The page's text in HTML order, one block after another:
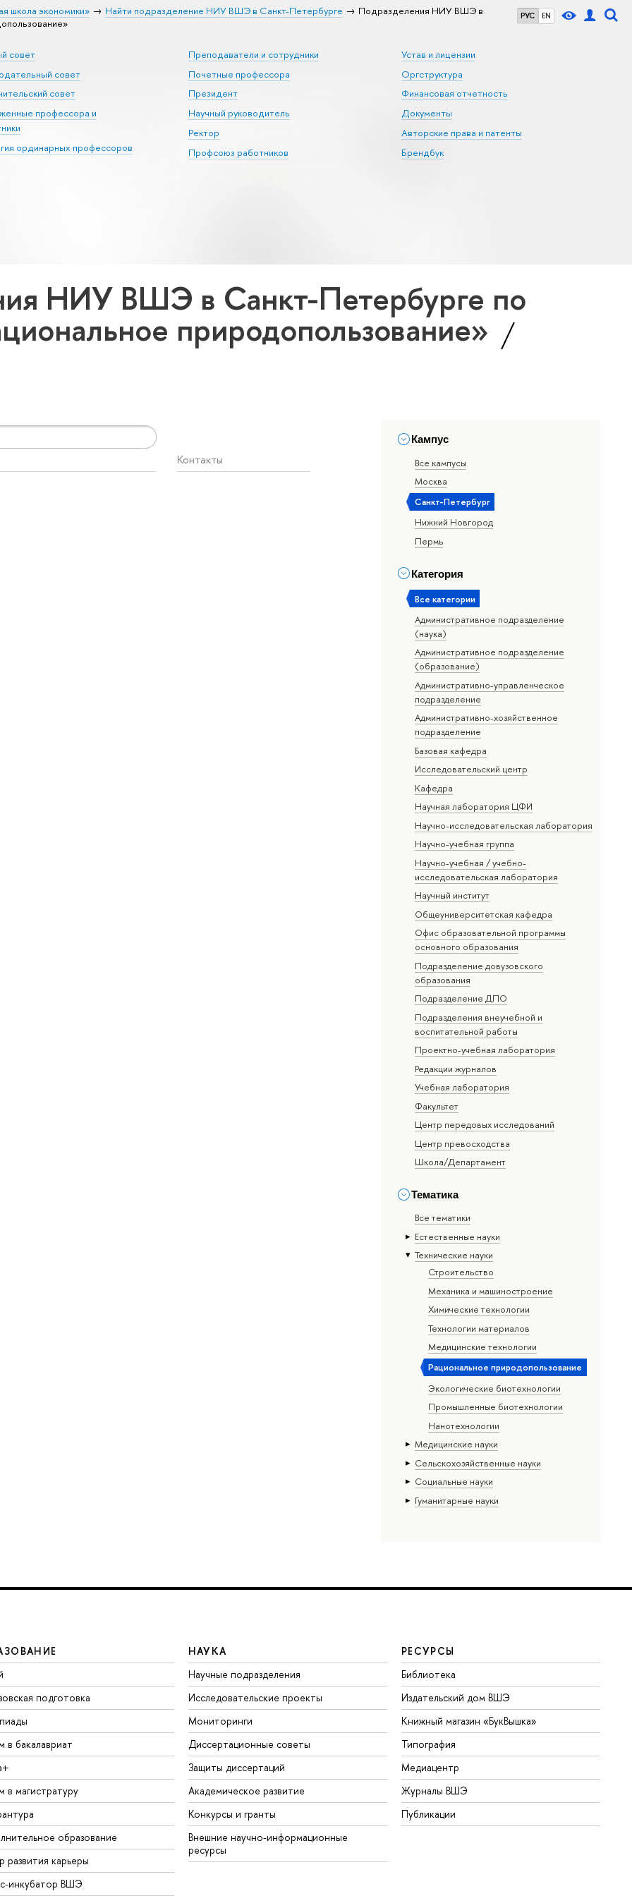
РУС EN
школа экономики» Найти подразделение НИУ ВШЭ в Санкт-Петербурге
Подразделения НИУ ВШЭ в
совет
совет
совет
профессора и
ординарных профессоров
Преподаватели и сотрудники
Почетные профессора
Президент
Научный руководитель
Ректор
Профсоюз работников
Устав и лицензии
Оргструктура
Финансовая отчетность
Документы
Авторские права и патенты
Брендбук
НИУ ВШЭ в Санкт-Петербурге по
природопользование»
Кампус
Все кампусы
Москва
Санкт-Петербург
Нижний Новгород
Пермь
Категория
Все категории
Административное подразделение
(наука)
Административное подразделение
(образование)
Административно-управленческое
подразделение
Административно-хозяйственное
подразделение
Базовая кафедра
Исследовательский центр
Кафедра
Научная лаборатория ЦФИ
Научно-исследовательская лаборатория
Научно-учебная группа
Научно-учебная / учебно-
исследовательская лаборатория
Научный институт
Общеуниверситетская кафедра
Офис образовательной программы
основного образования
Подразделение довузовского
образования
Подразделение ДПО
Подразделения внеучебной и
воспитательной работы
Проектно-учебная лаборатория
Редакции журналов
Учебная лаборатория
Факультет
Центр передовых исследований
Центр превосходства
Школа/Департамент
Тематика
Все тематики
Естественные науки
Тех­ничес­кие науки
Строительство
Механика и машиностроение
Химические технологии
Технологии материалов
Медицинские технологии
Рациональное природопользование
Экологические биотехнологии
Промышленные биотехнологии
Нанотехнологии
Медицинские науки
Сельскохозяйственные науки
Социальные науки
Гуманитарные науки
Контакты
подготовка
в бакалавриат
в магистратуру
образование
развития карьеры
инкубатор ВШЭ
НАУКА
Научные подразделения
Исследовательские проекты
Мониторинги
Диссертационные советы
Защиты диссертаций
Академическое развитие
Конкурсы и гранты
Внешние научно-информационные
ресурсы
РЕСУРСЫ
Библиотека
Издательский дом ВШЭ
Книжный магазин «БукВышка»
Типография
Медиацентр
Журналы ВШЭ
Публикации